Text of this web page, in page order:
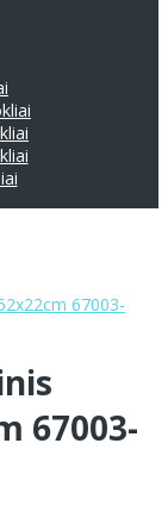
67003-
67003-